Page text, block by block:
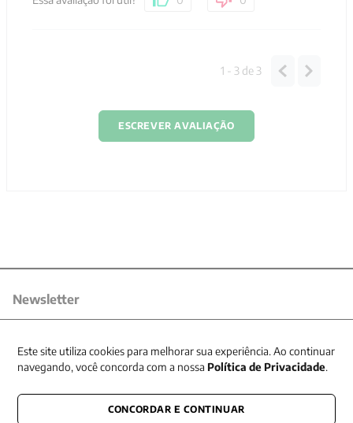
1 - 3 de 3
ESCREVER AVALIAÇÃO
Newsletter
CONECTE-SE CONOSCO
Este site utiliza cookies para melhorar sua experiência. Ao continuar
navegando, você concorda com a nossa Política de Privacidade.
CONCORDAR E CONTINUAR